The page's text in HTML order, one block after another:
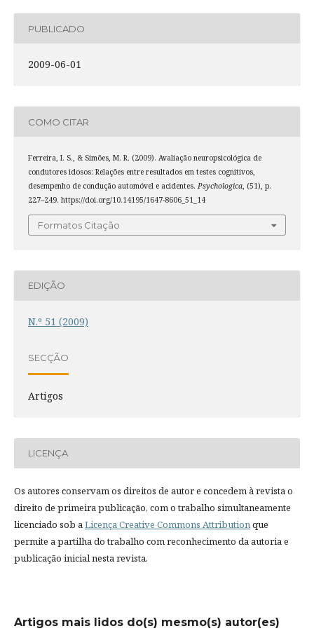
PUBLICADO
2009-06-01
COMO CITAR
Ferreira, I. S., & Simões, M. R. (2009). Avaliação neuropsicológica de
condutores idosos: Relações entre resultados em testes cognitivos,
desempenho de condução automóvel e acidentes. Psychologica, (51), p.
227–249. https://doi.org/10.14195/1647-8606_51_14
Formatos Citação
EDIÇÃO
N.º 51 (2009)
SECÇÃO
Artigos
LICENÇA
Os autores conservam os direitos de autor e concedem à revista o
direito de primeira publicação, com o trabalho simultaneamente
licenciado sob aLicença Creative Commons Attributionque
permite a partilha do trabalho com reconhecimento da autoria e
publicação inicial nesta revista.
Artigos mais lidos do(s) mesmo(s) autor(es)